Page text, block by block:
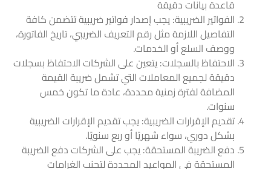
قاعدة بيانات دقيقة
الفواتير الضريبية: يجب إصدار فواتير ضريبية تتضمن كافة
التفاصيل اللازمة مثل رقم التعريف الضريبي، تاريخ الفاتورة،
ووصف السلع أو الخدمات.
الاحتفاظ بالسجلات: يتعين على الشركات الاحتفاظ بسجلات
دقيقة لجميع المعاملات التي تشمل ضريبة القيمة
المضافة لفترة زمنية محددة، عادة ما تكون خمس
سنوات.
تقديم الإقرارات الضريبية: يجب تقديم الإقرارات الضريبية
بشكل دوري، سواء شهريًا أو ربع سنويًا.
دفع الضريبة المستحقة: يجب على الشركات دفع الضريبة
المستحقة في المواعيد المحددة لتجنب الغرامات